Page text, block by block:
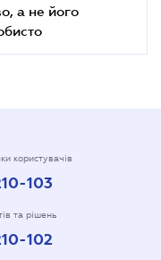
а не його
користувачів
103
та рішень
102